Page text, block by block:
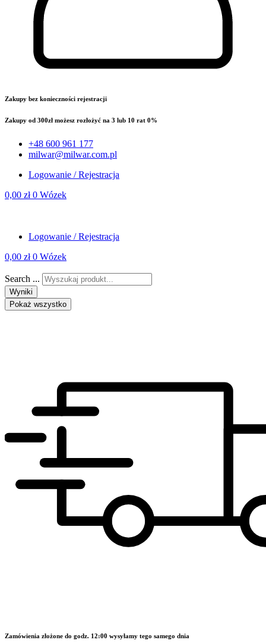
Zakupy bez konieczności rejestracji
Zakupy od 300zł możesz rozłożyć na 3 lub 10 rat 0%
+48 600 961 177
milwar@milwar.com.pl
Logowanie / Rejestracja
0,00 zł 0 Wózek
Logowanie / Rejestracja
0,00 zł 0 Wózek
Search ...
Wyniki
Pokaż wszystko
Zamówienia złożone do godz. 12:00 wysyłamy tego samego dnia